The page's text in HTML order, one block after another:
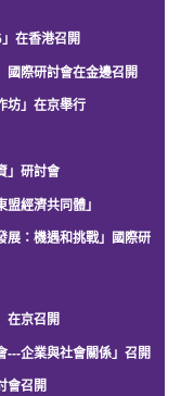
在香港召開
國際研討會在金邊召開
坊」在京舉行
」研討會
經濟共同體」
展：機遇和挑戰」國際研
在京召開
---企業與社會關係」召開
會召開